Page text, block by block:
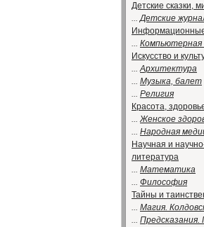
Детские сказки,
...Детские
... Компьютерная
Искусство и
...Архитектура
... Музыка, балет
... Религия
Красота,
...Женское
... Народная
Научная и
литература
... Математика
... Философия
Тайны и
... Магия.
... Предсказания.